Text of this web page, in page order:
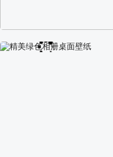
阿尔卑斯山区自然风景壁纸